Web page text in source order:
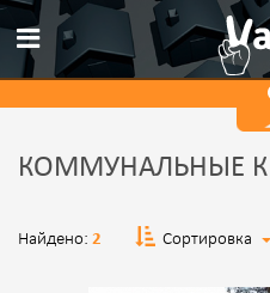
КОММУНАЛЬНЫЕ
Найдено: 2 Сортировка